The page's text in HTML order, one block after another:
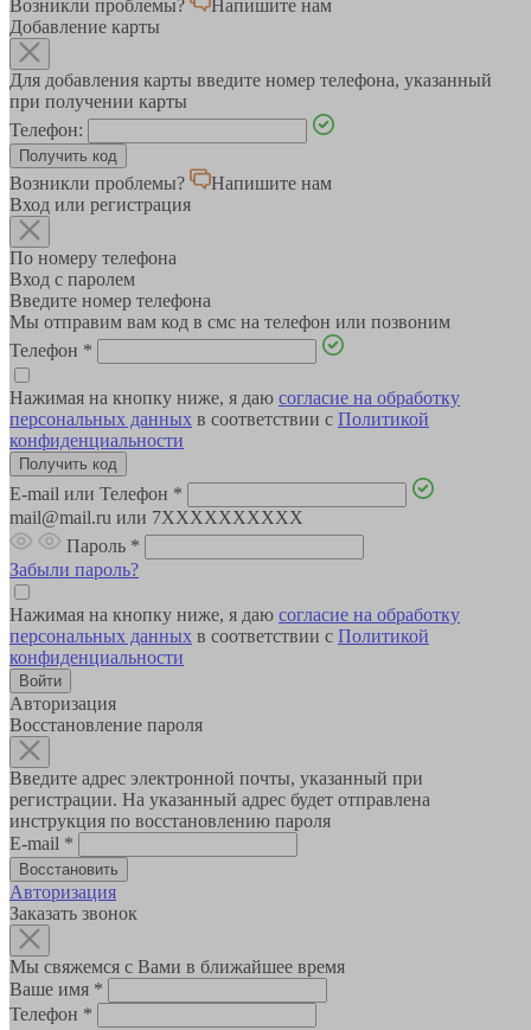
Возникли проблемы?
Напишите нам
Добавление карты
Для добавления карты введите номер телефона, указанный
при получении карты
Телефон:
Возникли проблемы?
Напишите нам
Вход или регистрация
По номеру телефона
Вход с паролем
Введите номер телефона
Мы отправим вам код в смс на телефон или позвоним
Телефон *
Нажимая на кнопку ниже, я даю согласие на обработку
персональных данных в соответствии с Политикой
конфиденциальности
E-mail или Телефон *
mail@mail.ru или 7XXXXXXXXXX
Пароль *
Забыли пароль?
Нажимая на кнопку ниже, я даю согласие на обработку
персональных данных в соответствии с Политикой
конфиденциальности
Авторизация
Восстановление пароля
Введите адрес электронной почты, указанный при
регистрации. На указанный адрес будет отправлена
инструкция по восстановлению пароля
E-mail *
Авторизация
Заказать звонок
Мы свяжемся с Вами в ближайшее время
Ваше имя *
Телефон *